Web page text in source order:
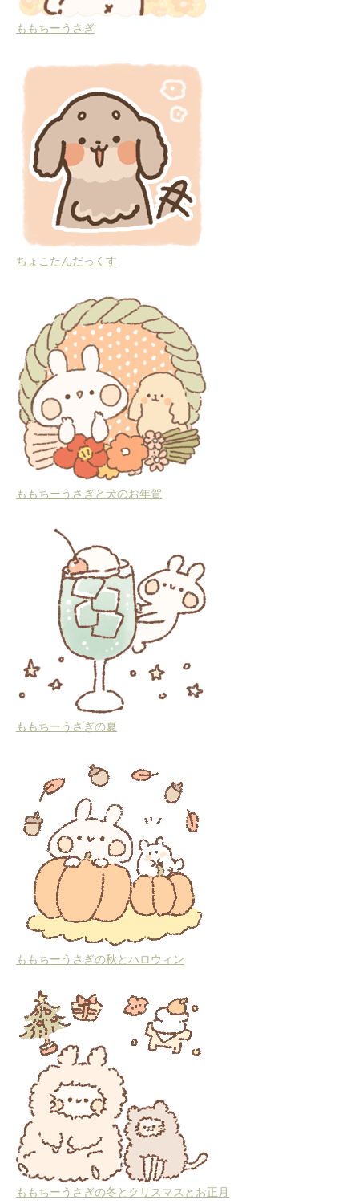
ももちーうさぎ
ちょこたんだっくす
ももちーうさぎと犬のお年賀
ももちーうさぎの夏
ももちーうさぎの秋とハロウィン
ももちーうさぎの冬とクリスマスとお正月